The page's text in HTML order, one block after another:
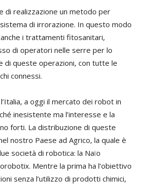
di realizzazione un metodo per
di irrorazione. In questo modo
i trattamenti fitosanitari,
di operatori nelle serre per lo
di queste operazioni, con tutte le
connessi.
a oggi il mercato dei robot in
inesistente ma l’interesse e la
forti. La distribuzione di queste
nostro Paese ad Agrico, la quale è
società di robotica: la Naïo
Mentre la prima ha l’obiettivo
senza l’utilizzo di prodotti chimici,